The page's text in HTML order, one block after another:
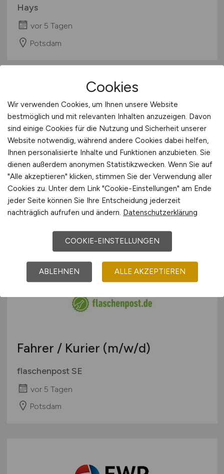
Hays
vor 5 Tagen
Potsdam
Manager, Information
Technology EMEA(m/f/d)
Hygiena Diagnostics GmbH
vor 5 Tagen
Potsdam
Fahrer / Kurier (m/w/d)
flaschenpost SE
vor 5 Tagen
Potsdam
Cookies
Wir verwenden Cookies, um Ihnen unsere Website
bestmöglich und mit relevanten Inhalten anzuzeigen. Davon
sind einige Cookies für die Nutzung und Sicherheit unserer
Website notwendig, während andere Cookies dabei helfen,
Ihnen personalisierte Inhalte und Funktionen anzubieten. Sie
dienen außerdem anonymen Statistikzwecken. Wenn Sie auf
"Alle akzeptieren" klicken, stimmen Sie der Verwendung aller
Cookies zu. Unter dem Link "Cookie-Einstellungen" am Ende
jeder Seite können Sie Ihre Entscheidung jederzeit
nachträglich aufrufen und ändern. Datenschutzerklärung
COOKIE-EINSTELLUNGEN
ABLEHNEN ALLE AKZEPTIEREN